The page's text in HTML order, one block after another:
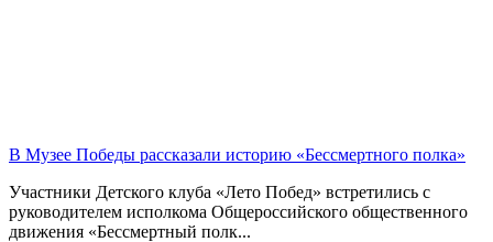
В Музее Победы рассказали историю «Бессмертного полка»
Участники Детского клуба «Лето Побед» встретились с
руководителем исполкома Общероссийского общественного
движения «Бессмертный полк...